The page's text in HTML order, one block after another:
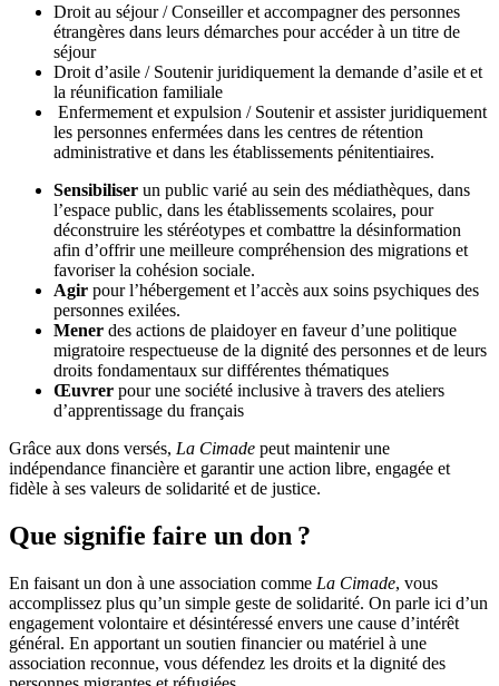
Droit au séjour/ Conseiller et accompagner des personnes
étrangères dans leurs démarches pour accéder à un titre de
séjour
Droit d’asile / Soutenir juridiquement la demande d’asile et et
la réunification familiale
Enfermement et expulsion / Soutenir et assister juridiquement
les personnes enfermées dans les centres de rétention
administrative et dans les établissements pénitentiaires.
Sensibiliser un public varié au sein des médiathèques, dans
l’espace public, dans les établissements scolaires, pour
déconstruire les stéréotypes et combattre la désinformation
afin d’offrir une meilleure compréhension des migrations et
favoriser la cohésion sociale.
Agir pour l’hébergement et l’accès aux soins psychiques des
personnes exilées.
Mener des actions de plaidoyer en faveur d’une politique
migratoire respectueuse de la dignité des personnes et de leurs
droits fondamentaux sur différentes thématiques
Œuvrer pour une société inclusive à travers des ateliers
d’apprentissage du français
Grâce aux dons versés, La Cimade peut maintenir une
indépendance financière et garantir une action libre, engagée et
fidèle à ses valeurs de solidarité et de justice.
Que signifie faire un don ?
En faisant un don à une association comme La Cimade, vous
accomplissez plus qu’un simple geste de solidarité. On parle ici d’un
engagement volontaire et désintéressé envers une cause d’intérêt
général. En apportant un soutien financier ou matériel à une
association reconnue, vous défendez les droits et la dignité des